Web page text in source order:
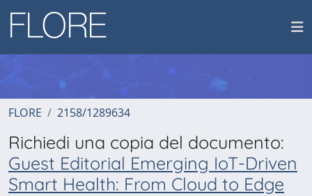
FLORE 2158/1289634
Richiedi una copia del documento:
Guest Editorial Emerging IoT-Driven
Smart Health: From Cloud to Edge